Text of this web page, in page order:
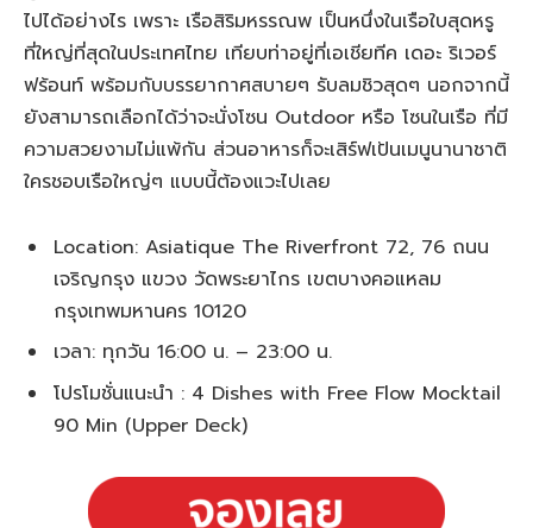
ไปได้อย่างไร เพราะ เรือสิริมหรรณพ เป็นหนึ่งในเรือใบสุดหรู
ที่ใหญ่ที่สุดในประเทศไทย เทียบท่าอยู่ที่เอเชียทีค เดอะ ริเวอร์
ฟร้อนท์ พร้อมกับบรรยากาศสบายๆ รับลมชิวสุดๆ นอกจากนี้
ยังสามารถเลือกได้ว่าจะนั่งโซน Outdoor หรือ โซนในเรือ ที่มี
ความสวยงามไม่แพ้กัน ส่วนอาหารก็จะเสิร์ฟเป้นเมนูนานาชาติ
ใครชอบเรือใหญ่ๆ แบบนี้ต้องแวะไปเลย
Location: Asiatique The Riverfront 72, 76 ถนน
เจริญกรุง แขวง วัดพระยาไกร เขตบางคอแหลม
กรุงเทพมหานคร 10120
เวลา: ทุกวัน 16:00 น. – 23:00 น.
โปรโมชั่นแนะนำ : 4 Dishes with Free Flow Mocktail
90 Min (Upper Deck)